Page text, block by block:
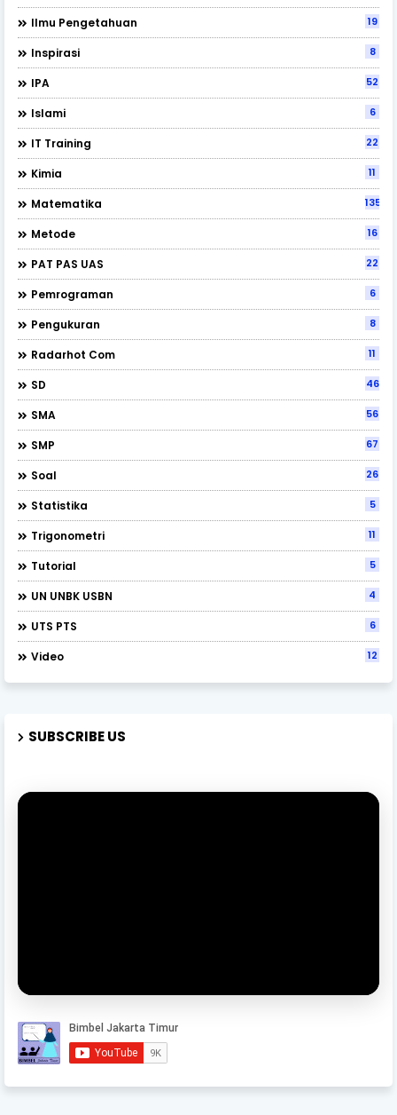
Ilmu Pengetahuan 19
Inspirasi 8
IPA 52
Islami 6
IT Training 22
Kimia 11
Matematika 135
Metode 16
PAT PAS UAS 22
Pemrograman 6
Pengukuran 8
Radarhot Com 11
SD 46
SMA 56
SMP 67
Soal 26
Statistika 5
Trigonometri 11
Tutorial 5
UN UNBK USBN 4
UTS PTS 6
Video 12
SUBSCRIBE US